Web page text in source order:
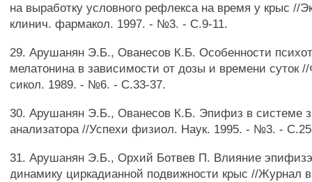
на выработку условного рефлекса на время у крыс //
клинич. фармакол. 1997. - №3. - С.9-11.
29. Арушанян Э.Б., Ованесов К.Б. Особенности
мелатонина в зависимости от дозы и времени суток
сикол. 1989. - №6. - С.33-37.
30. Арушанян Э.Б., Ованесов К.Б. Эпифиз в системе
анализатора //Успехи физиол. Наук. 1995. - №3. -
31. Арушанян Э.Б., Орхий Ботвев П. Влияние
динамику циркадианной подвижности крыс //Журнал